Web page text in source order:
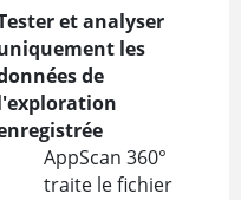
et analyser
les
de
AppScan 360°
traite le fichier